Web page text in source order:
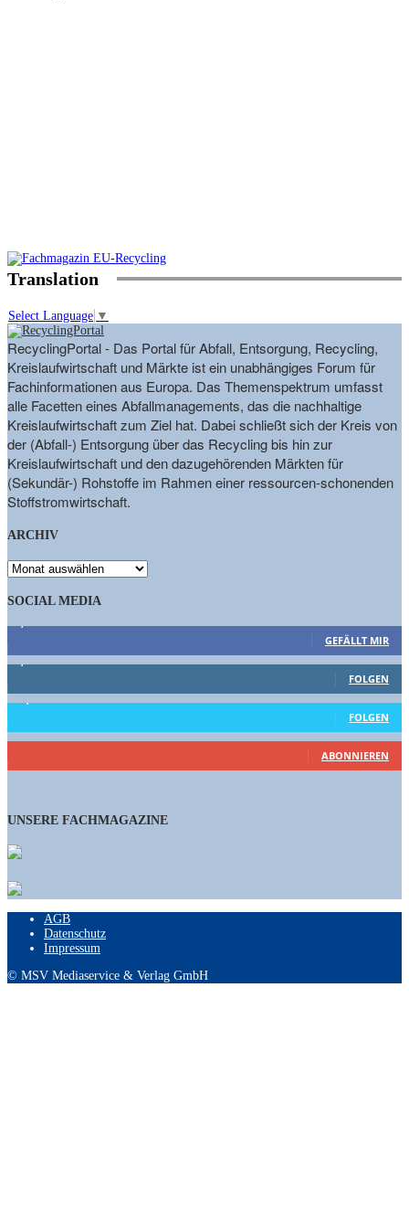
Translation
Select Language ▼
RecyclingPortal - Das Portal für Abfall, Entsorgung, Recycling,
Kreislaufwirtschaft und Märkte ist ein unabhängiges Forum für
Fachinformationen aus Europa. Das Themenspektrum umfasst
alle Facetten eines Abfallmanagements, das die nachhaltige
Kreislaufwirtschaft zum Ziel hat. Dabei schließt sich der Kreis von
der (Abfall-) Entsorgung über das Recycling bis hin zur
Kreislaufwirtschaft und den dazugehörenden Märkten für
(Sekundär-) Rohstoffe im Rahmen einer ressourcen-schonenden
Stoffstromwirtschaft.
ARCHIV
ARCHIV
SOCIAL MEDIA
GEFÄLLT MIR
1,662 Follower
FOLGEN
15,658 Follower
FOLGEN
461 Abonnenten
ABONNIEREN
UNSERE FACHMAGAZINE
AGB
Datenschutz
Impressum
© MSV Mediaservice & Verlag GmbH